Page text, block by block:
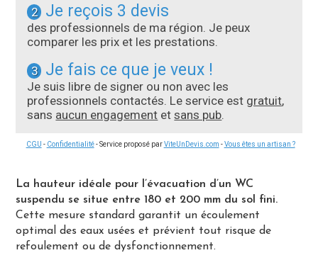
2 Je reçois 3 devis
des professionnels de ma région. Je peux
comparer les prix et les prestations.
3 Je fais ce que je veux !
Je suis libre de signer ou non avec les
professionnels contactés. Le service est gratuit,
sans aucun engagement etsans pub.
CGU - Confidentialité- Service proposé parViteUnDevis.com -Vous êtes un artisan ?
La hauteur idéale pour l’évacuation d’un WC
suspendu se situe entre 180 et 200 mm du sol fini.
Cette mesure standard garantit un écoulement
optimal des eaux usées et prévient tout risque de
refoulement ou de dysfonctionnement.